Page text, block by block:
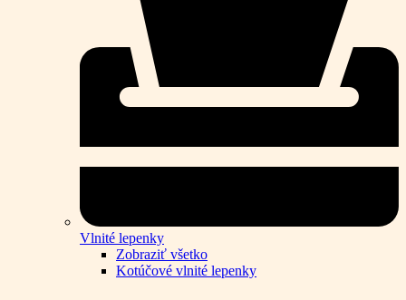
Vlnité lepenky
Zobraziť všetko
Kotúčové vlnité lepenky